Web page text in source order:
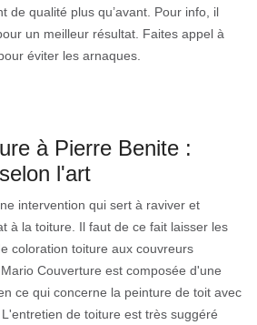
de qualité plus qu’avant. Pour info, il
un meilleur résultat. Faites appel à
éviter les arnaques.
à Pierre Benite :
l'art
intervention qui sert à raviver et
à la toiture. Il faut de ce fait laisser les
coloration toiture aux couvreurs
Couverture est composée d'une
ce qui concerne la peinture de toit avec
de toiture est très suggéré